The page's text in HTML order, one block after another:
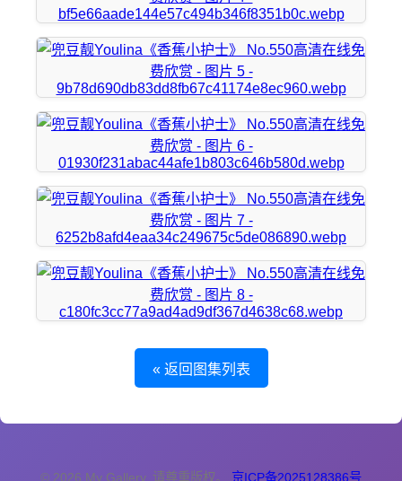
« 返回图集列表
© 2026 My Gallery. 请尊重版权。 京ICP备2025128386号